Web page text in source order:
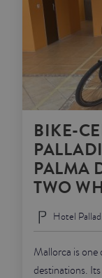
BIKE-
PALMA
TWO
Hotel
Mallorca is one
destinations.